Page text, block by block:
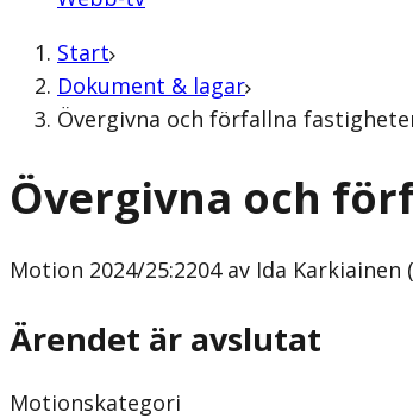
Start
Dokument & lagar
Övergivna och förfallna
Övergivna och
Motion 2024/25:2204 av Ida Karkiainen
Ärendet är avslutat
Motionskategori